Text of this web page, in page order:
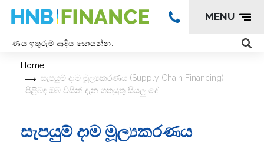
MENU
Home
සැපයුම් දාම මූල්‍යකරණය (Supply Chain Financing)
පිළිබඳ ඔබ විසින් දැන ගතයුතු සියලු දේ
සැපයුම් දාම මූල්‍යකරණය